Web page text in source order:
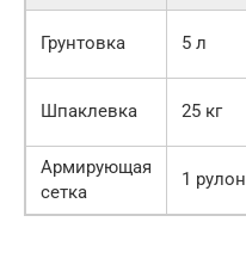
Грунтовка 5 л
Шпаклевка 25 кг
Армирующая
сетка
1 рулон